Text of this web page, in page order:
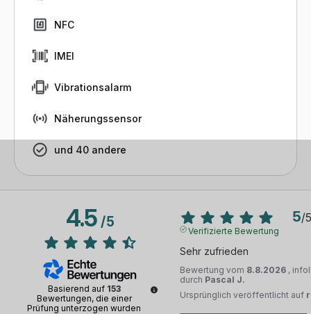
NFC
IMEI
Vibrationsalarm
Näherungssensor
und 40 andere
4.5/5
Basierend auf 153
Bewertungen, die einer
Prüfung unterzogen wurden
5/5
Verifizierte Bewertung
Sehr zufrieden
Bewertung vom 8.8.2026 ,
durch Pascal J.
Ursprünglich veröffentlicht auf